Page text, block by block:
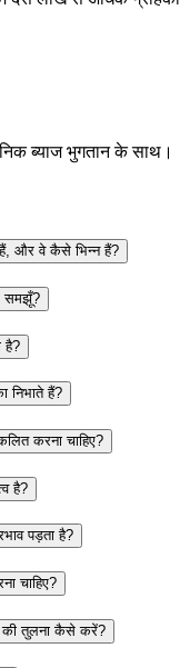
ब्याज भुगतान के साथ।
और वे कैसे भिन्न हैं?
समझूँ?
है?
निभाते हैं?
करना चाहिए?
है?
पड़ता है?
चाहिए?
की तुलना कैसे करें?